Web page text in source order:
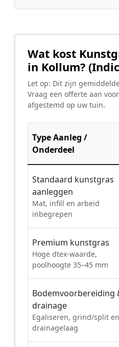
Wat kost
in Kollum?
Let op: Dit zijn
Vraag een offerte aan
afgestemd op uw tuin.
Type Aanleg /
Onderdeel
Standaard kunstgras
aanleggen
Mat, infill en arbeid
inbegrepen
Premium kunstgras
Hoge dtex-waarde,
poolhoogte 35–45 mm
Bodemvoorbereiding
drainage
Egaliseren, grind/split en
drainagelaag